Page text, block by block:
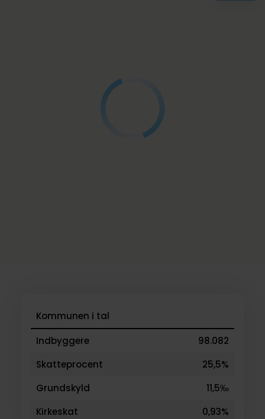
Kommunen i tal
Indbyggere
98.082
Skatteprocent
25,5%
Grundskyld
11,5‰
Kirkeskat
0,93%